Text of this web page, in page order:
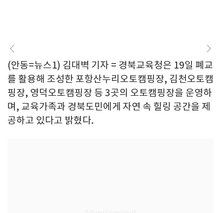
(안동=뉴스1) 김대벽 기자 = 경북교육청은 19일 폐교
를 활용해 조성한 포항산누리오토캠핑장, 김천오토캠
핑장, 영덕오토캠핑장 등 3곳의 오토캠핑장을 운영하
며, 교육가족과 경북도민에게 자연 속 힐링 공간을 제
공하고 있다고 밝혔다.